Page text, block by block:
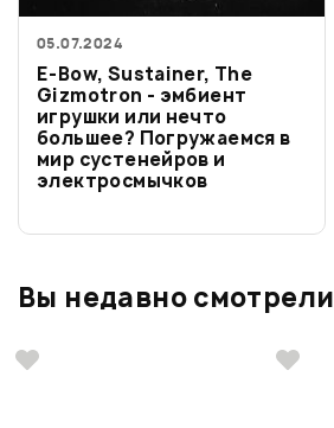
05.07.2024
E-Bow, Sustainer, The
Gizmotron - эмбиент
игрушки или нечто
большее? Погружаемся в
мир сустенейров и
электросмычков
Вы недавно смотрели